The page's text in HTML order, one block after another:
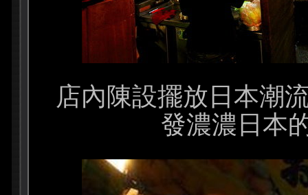
店內陳設擺放日本潮
發濃濃日本